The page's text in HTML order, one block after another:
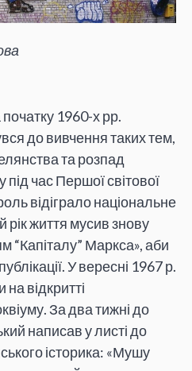
1960-х рр.
до вивчення таких тем,
та розпад
під час Першої світової
відіграло національне
рік життя мусив знову
“Капіталу” Маркса», аби
У вересні 1967 р.
відкритті
За два тижні до
написав у листі до
історика: «Мушу